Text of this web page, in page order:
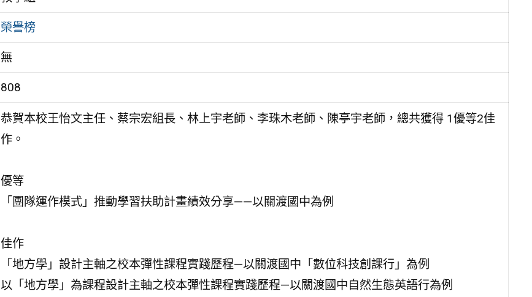
榮譽榜
無
808
恭賀本校王怡文主任、蔡宗宏組長、林上宇老師、李珠木老師、陳亭宇老師，總共獲得 1優等2佳
作。
優等
「團隊運作模式」推動學習扶助計畫績效分享——以關渡國中為例
佳作
「地方學」設計主軸之校本彈性課程實踐歷程—以關渡國中「數位科技創課行」為例
以「地方學」為課程設計主軸之校本彈性課程實踐歷程—以關渡國中自然生態英語行為例